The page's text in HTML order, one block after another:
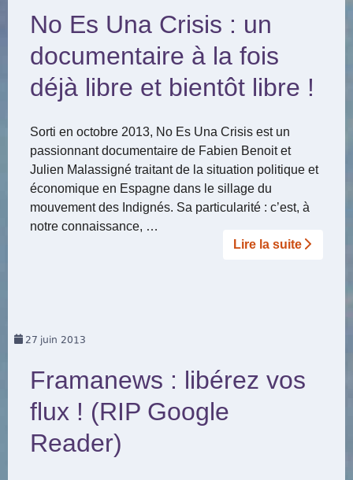
No Es Una Crisis : un
documentaire à la fois
déjà libre et bientôt libre !
Sorti en octobre 2013, No Es Una Crisis est un
passionnant documentaire de Fabien Benoit et
Julien Malassigné traitant de la situation politique et
économique en Espagne dans le sillage du
mouvement des Indignés. Sa particularité : c’est, à
notre connaissance, …
Lire la suite­­
27 juin 2013
Framanews : libérez vos
flux ! (RIP Google
Reader)